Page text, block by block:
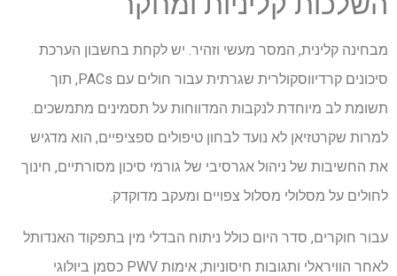
מבחינה קלינית, המסר מעשי וזהיר. יש לקחת בחשבון הערכת
סיכונים קרדיווסקולרית שגרתית עבור חולים עם PACs, תוך
תשומת לב מיוחדת לנקבות המדווחות על תסמינים מתמשכים.
למרות שקרטזיאן לא נועד לבחון טיפולים ספציפיים, הוא מדגיש
את החשיבות של ניהול אגרסיבי של גורמי סיכון מסורתיים, חינוך
לחולים על מסלולי מסלול צפויים ומעקב מדוקדק.
עבור חוקרים, סדר היום כולל ניתוח הבדלי מין בתפקוד האנדותל
לאחר הוויראלי ותגובות חיסוניות; אימות PWV כסמן ביולוגי